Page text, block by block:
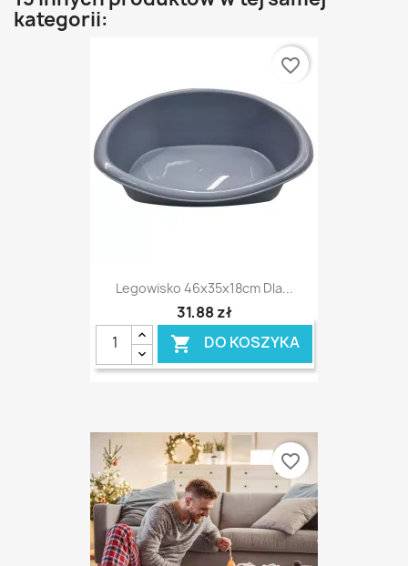
kategorii:
Legowisko 46x35x18cm Dla...
31,88 zł
 DO KOSZYKA
favorite_border
favorite_border